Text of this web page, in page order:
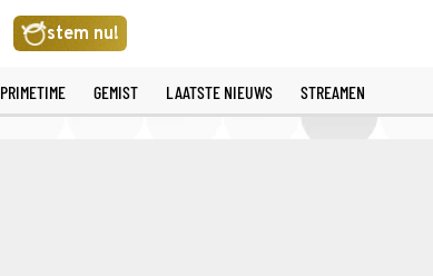
stem nu!
PRIMETIME GEMIST LAATSTE NIEUWS STREAMEN